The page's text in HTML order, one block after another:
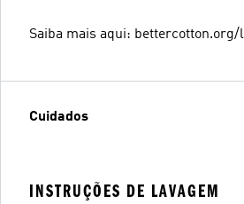
Saiba mais aqui:
Cuidados
INSTRUÇÕES DE LAVAGEM